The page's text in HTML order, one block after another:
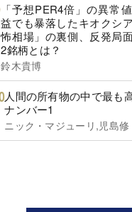
「予想PER4倍」の異常
益でも暴落したキオクシ
怖相場」の裏側、反発局
2銘柄とは？
鈴木貴博
人間の所有物の中で最も
ナンバー1
ニック・マジューリ,児島修